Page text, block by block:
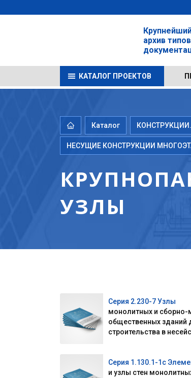
архив
КАТАЛОГ ПРОЕКТОВ
Каталог
НЕСУЩИЕ КОНСТРУКЦИИ
УЗЛЫ
Серия 2.230-7 Узлы
монолитных и
общественных зданий
строительства в
Серия 1.130.1-1c
и узлы стен